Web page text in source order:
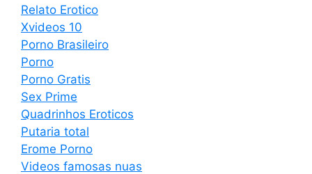
Relato Erotico
Xvideos 10
Porno Brasileiro
Porno
Porno Gratis
Sex Prime
Quadrinhos Eroticos
Putaria total
Erome Porno
Videos famosas nuas